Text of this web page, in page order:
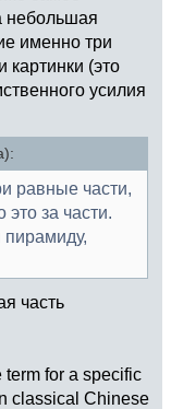
небольшая
именно три
картинки (это
усилия
равные части,
это за части.
пирамиду,
часть
for a specific
classical Chinese